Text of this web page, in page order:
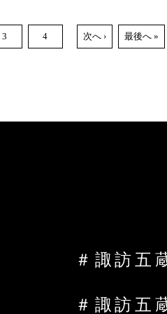
3 4 次へ › 最後へ »
＃諏訪五
＃諏訪五